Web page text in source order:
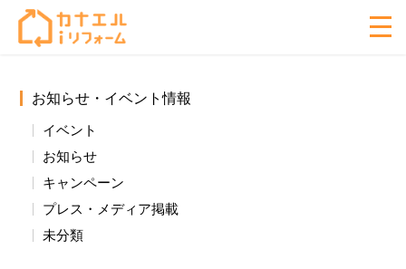
お知らせ・イベント情報
イベント
お知らせ
キャンペーン
プレス・メディア掲載
未分類